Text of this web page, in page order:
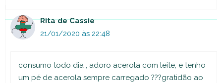
Rita de Cassie
21/01/2020 às 22:48
consumo todo dia , adoro acerola com leite, e tenho
um pé de acerola sempre carregado ???gratidão ao